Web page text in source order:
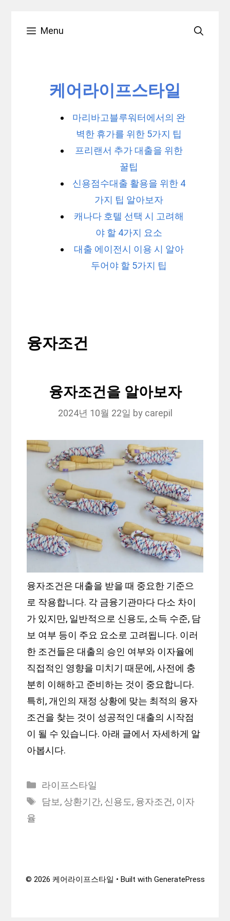
Menu
케어라이프스타일
마리바고블루워터에서의 완
벽한 휴가를 위한 5가지 팁
프리랜서 추가 대출을 위한
꿀팁
신용점수대출 활용을 위한 4
가지 팁 알아보자
캐나다 호텔 선택 시 고려해
야 할 4가지 요소
대출 에이전시 이용 시 알아
두어야 할 5가지 팁
융자조건
융자조건을 알아보자
2024년 10월 22일 by carepil
융자조건은 대출을 받을 때 중요한 기준으
로 작용합니다. 각 금융기관마다 다소 차이
가 있지만, 일반적으로 신용도, 소득 수준, 담
보 여부 등이 주요 요소로 고려됩니다. 이러
한 조건들은 대출의 승인 여부와 이자율에
직접적인 영향을 미치기 때문에, 사전에 충
분히 이해하고 준비하는 것이 중요합니다.
특히, 개인의 재정 상황에 맞는 최적의 융자
조건을 찾는 것이 성공적인 대출의 시작점
이 될 수 있습니다. 아래 글에서 자세하게 알
아봅시다.
Categories
라이프스타일
Tags
담보, 상환기간, 신용도, 융자조건, 이자
율
© 2026 케어라이프스타일 • Built with GeneratePress